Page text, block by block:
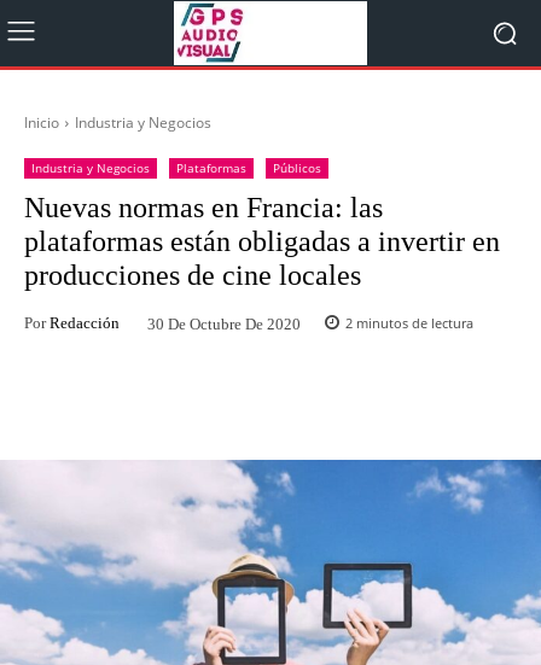
Inicio Industria y Negocios
Industria y Negocios Plataformas Públicos
Nuevas normas en Francia: las
plataformas están obligadas a invertir en
producciones de cine locales
Por Redacción 30 De Octubre De 2020 2 minutos de lectura